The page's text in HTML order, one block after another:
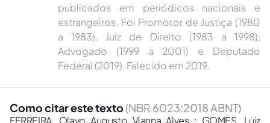
publicados em periódicos nacionais e
estrangeiros. Foi Promotor de Justiça (1980
a 1983), Juiz de Direito (1983 a 1998),
Advogado (1999 a 2001) e Deputado
Federal (2019). Falecido em 2019.
Como citar este texto (NBR 6023:2018 ABNT)
FERREIRA, Olavo Augusto Vianna Alves ; GOMES, Luiz